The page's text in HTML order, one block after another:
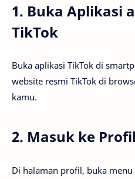
1. Buka Aplikasi
TikTok
Buka aplikasi TikTok di
website resmi TikTok di
kamu.
2. Masuk ke
Di halaman profil, buka